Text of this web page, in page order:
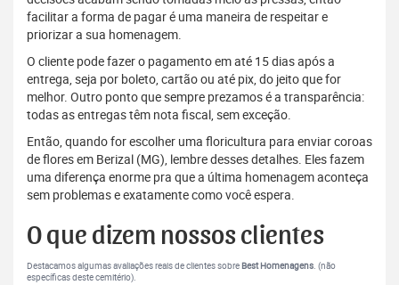
facilitar a forma de pagar é uma maneira de respeitar e
priorizar a sua homenagem.
O cliente pode fazer o pagamento em até 15 dias após a
entrega, seja por boleto, cartão ou até pix, do jeito que for
melhor. Outro ponto que sempre prezamos é a transparência:
todas as entregas têm nota fiscal, sem exceção.
Então, quando for escolher uma floricultura para enviar coroas
de flores em Berizal (MG), lembre desses detalhes. Eles fazem
uma diferença enorme pra que a última homenagem aconteça
sem problemas e exatamente como você espera.
O que dizem nossos clientes
Destacamos algumas avaliações reais de clientes sobre Best Homenagens. (não
específicas deste cemitério).